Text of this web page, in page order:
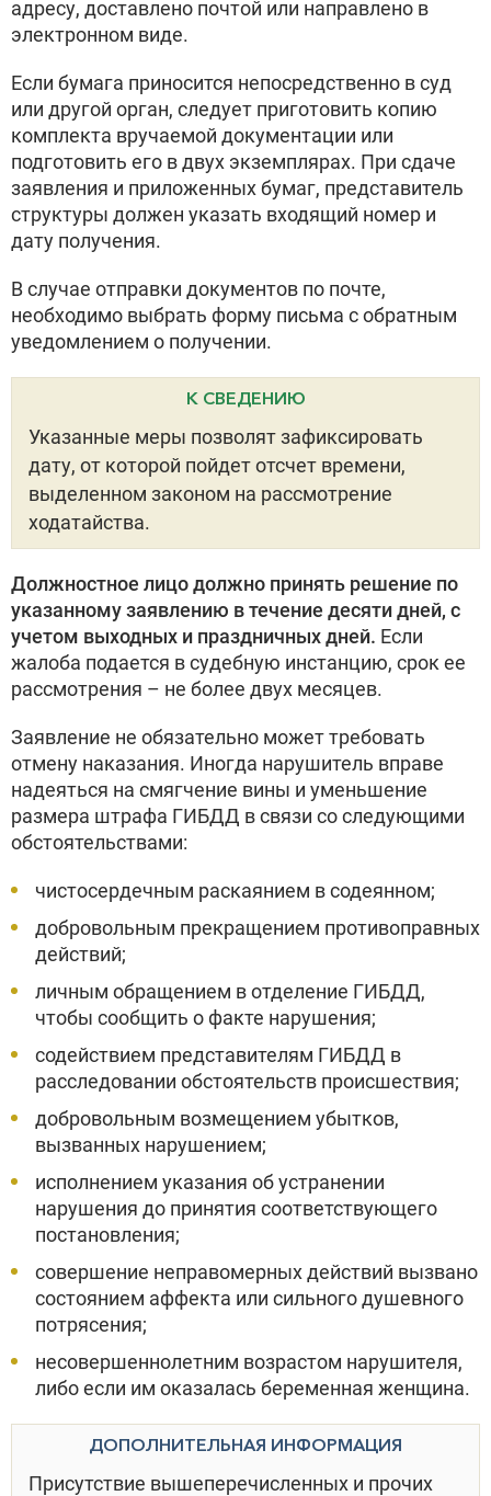
адресу, доставлено почтой или направлено в
электронном виде.
Если бумага приносится непосредственно в суд
или другой орган, следует приготовить копию
комплекта вручаемой документации или
подготовить его в двух экземплярах. При сдаче
заявления и приложенных бумаг, представитель
структуры должен указать входящий номер и
дату получения.
В случае отправки документов по почте,
необходимо выбрать форму письма с обратным
уведомлением о получении.
К СВЕДЕНИЮ
Указанные меры позволят зафиксировать
дату, от которой пойдет отсчет времени,
выделенном законом на рассмотрение
ходатайства.
Должностное лицо должно принять решение по
указанному заявлению в течение десяти дней, с
учетом выходных и праздничных дней. Если
жалоба подается в судебную инстанцию, срок ее
рассмотрения – не более двух месяцев.
Заявление не обязательно может требовать
отмену наказания. Иногда нарушитель вправе
надеяться на смягчение вины и уменьшение
размера штрафа ГИБДД в связи со следующими
обстоятельствами:
чистосердечным раскаянием в содеянном;
добровольным прекращением противоправных
действий;
личным обращением в отделение ГИБДД,
чтобы сообщить о факте нарушения;
содействием представителям ГИБДД в
расследовании обстоятельств происшествия;
добровольным возмещением убытков,
вызванных нарушением;
исполнением указания об устранении
нарушения до принятия соответствующего
постановления;
совершение неправомерных действий вызвано
состоянием аффекта или сильного душевного
потрясения;
несовершеннолетним возрастом нарушителя,
либо если им оказалась беременная женщина.
ДОПОЛНИТЕЛЬНАЯ ИНФОРМАЦИЯ
Присутствие вышеперечисленных и прочих